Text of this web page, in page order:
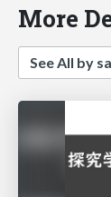
More
See All by